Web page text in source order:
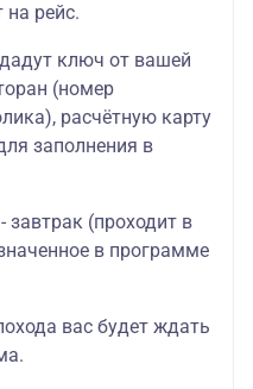
рейс.
ключ от вашей
(номер
расчётную карту
заполнения в
завтрак (проходит в
в программе
вас будет ждать